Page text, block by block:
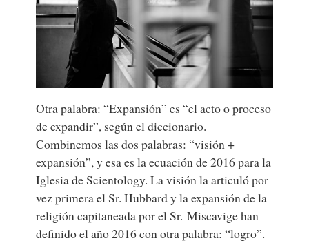
Otra palabra: “Expansión” es “el acto o proceso
de expandir”, según el diccionario.
Combinemos las dos palabras: “visión +
expansión”, y esa es la ecuación de 2016 para la
Iglesia de Scientology. La visión la articuló por
vez primera el Sr. Hubbard y la expansión de la
religión capitaneada por el Sr. Miscavige han
definido el año 2016 con otra palabra: “logro”.